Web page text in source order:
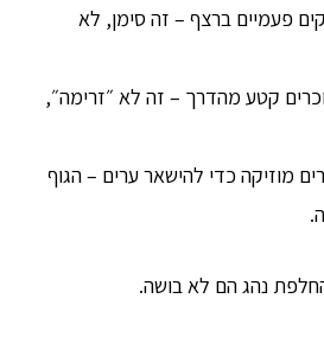
פעמיים ברצף – זה סימן, לא
קטע מהדרך – זה לא ״זרימה״,
מוזיקה כדי להישאר ערים – הגוף
נהג הם לא בושה.